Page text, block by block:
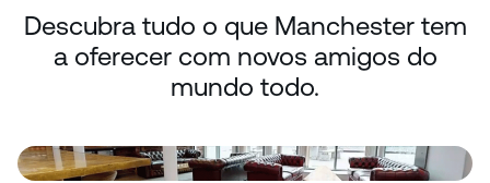
Descubra tudo o que Manchester tem
a oferecer com novos amigos do
mundo todo.